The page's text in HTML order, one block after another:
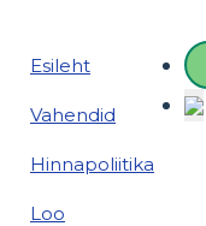
Esileht
Vahendid
Hinnapoliitika
Loo